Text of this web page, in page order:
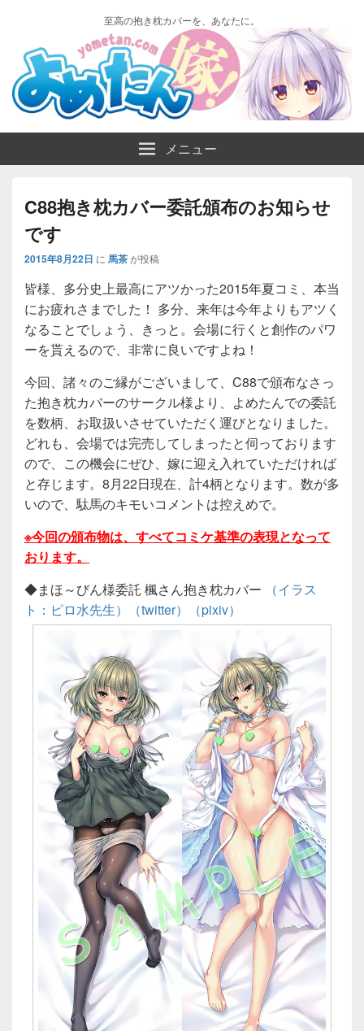
至高の抱き枕カバーを、あなたに。
メニュー
C88抱き枕カバー委託頒布のお知らせ
です
2015年8月22日 に 馬茶が投稿
皆様、多分史上最高にアツかった2015年夏コミ、本当
にお疲れさまでした！ 多分、来年は今年よりもアツく
なることでしょう、きっと。会場に行くと創作のパワ
ーを貰えるので、非常に良いですよね！
今回、諸々のご縁がございまして、C88で頒布なさっ
た抱き枕カバーのサークル様より、よめたんでの委託
を数柄、お取扱いさせていただく運びとなりました。
どれも、会場では完売してしまったと伺っております
ので、この機会にぜひ、嫁に迎え入れていただければ
と存じます。8月22日現在、計4柄となります。数が多
いので、駄馬のキモいコメントは控えめで。
※今回の頒布物は、すべてコミケ基準の表現となって
おります。
◆まほ～びん様委託 楓さん抱き枕カバー
（イラス
ト：ピロ水先生）
（twitter） （pixiv）